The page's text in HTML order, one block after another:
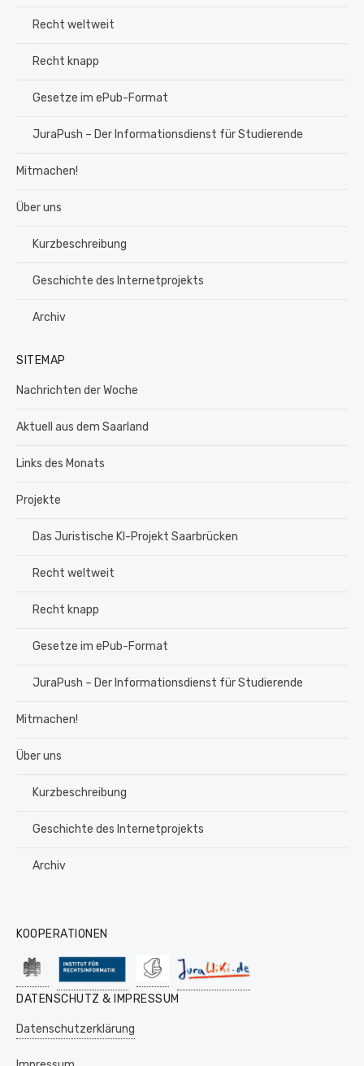
Recht weltweit
Recht knapp
Gesetze im ePub-Format
JuraPush – Der Informationsdienst für Studierende
Mitmachen!
Über uns
Kurzbeschreibung
Geschichte des Internetprojekts
Archiv
SITEMAP
Nachrichten der Woche
Aktuell aus dem Saarland
Links des Monats
Projekte
Das Juristische KI-Projekt Saarbrücken
Recht weltweit
Recht knapp
Gesetze im ePub-Format
JuraPush – Der Informationsdienst für Studierende
Mitmachen!
Über uns
Kurzbeschreibung
Geschichte des Internetprojekts
Archiv
KOOPERATIONEN
DATENSCHUTZ & IMPRESSUM
Datenschutzerklärung